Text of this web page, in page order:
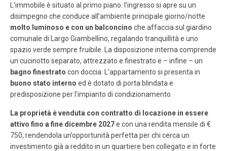
L’immobile è situato al primo piano: l’ingresso si apre su un
disimpegno che conduce all’ambiente principale giorno/notte
molto luminoso e con un balconcino che affaccia sul giardino
comunale di Largo Giambellino, regalando tranquillità e uno
spazio verde sempre fruibile. La disposizione interna comprende
un cucinotto separato, attrezzato e finestrato e – infine – un
bagno finestrato con doccia. L’appartamento si presenta in
buono stato interno ed è dotato di porta blindata e
predisposizione per l’impianto di condizionamento.
La proprietà è venduta con contratto di locazione in essere
attivo fino a fine dicembre 2027e con una rendita mensile di €
750, rendendola un’opportunità perfetta per chi cerca un
investimento già a reddito in un quartiere ben collegato e in forte